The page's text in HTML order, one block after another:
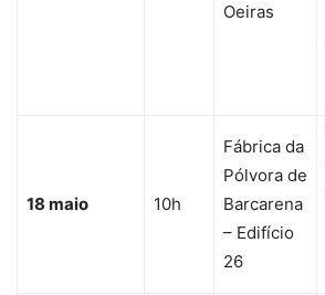
Oeiras
18 maio 10h
Fábrica da
Pólvora de
Barcarena
– Edifício
26